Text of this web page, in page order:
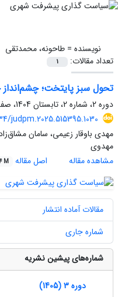
نویسنده =طاحونه، محمدتقی
تعداد مقالات:
1
تحول سبز پایتخت؛
دوره 2، شماره 2، تابستان 1404، صفحه
judpm.2025.515395.1030
مهدی باوقار زعیمی، سامان
مهدوی
مشاهده مقاله
اصل مقاله M
مقالات آماده انتشار
شماره جاری
شماره‌های پیشین نشریه
دوره 3 (1405)